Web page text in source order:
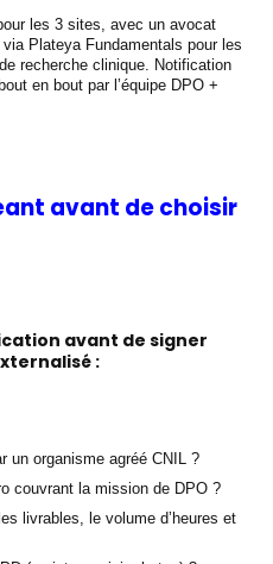
les 3 sites, avec un avocat
Plateya Fundamentals pour les
recherche clinique. Notification
en bout par l’équipe DPO +
avant de choisir
avant de signer
:
un organisme agréé CNIL ?
couvrant la mission de DPO ?
livrables, le volume d’heures et